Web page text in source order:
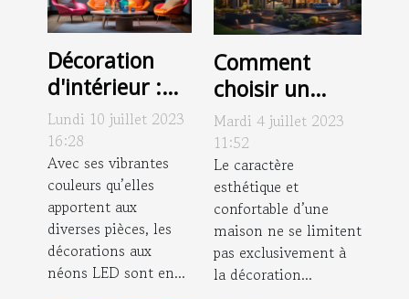
Décoration
d'intérieur :
pourquoi
opter pour un
Néon déco ?
Lundi 10 juillet 2023
16:28
Avec ses vibrantes
couleurs qu’elles
apportent aux
diverses pièces, les
décorations aux
néons LED sont en...
Comment
choisir un
façadier
professionnel ?
Mardi 4 juillet 2023
11:52
Le caractère
esthétique et
confortable d’une
maison ne se limitent
pas exclusivement à
la décoration...